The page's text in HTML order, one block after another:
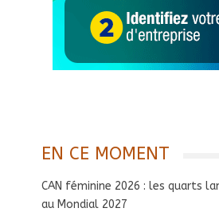
EN CE MOMENT
CAN féminine 2026 : les quarts
au Mondial 2027